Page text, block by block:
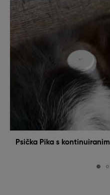
Psička Pika s